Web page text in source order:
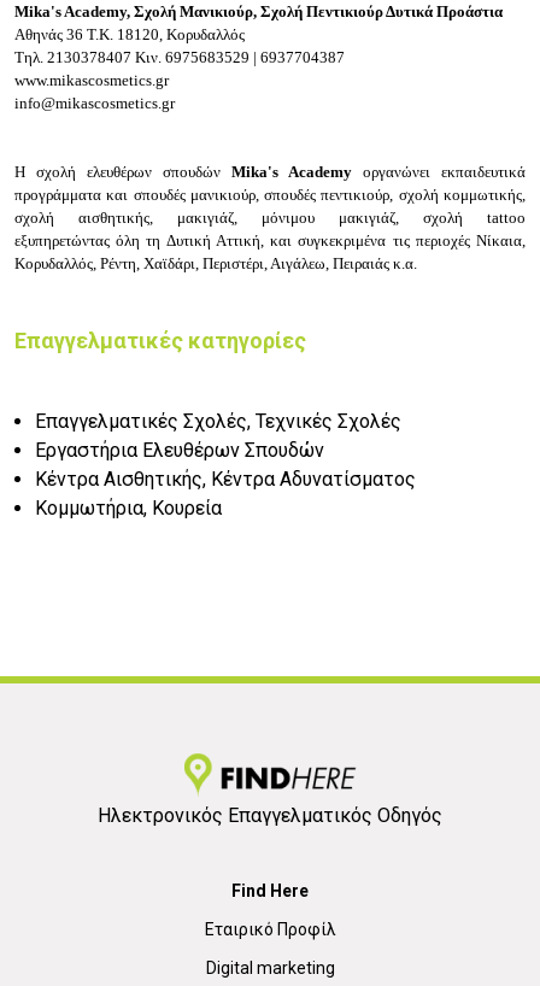
Mika's Academy, Σχολή Μανικιούρ, Σχολή Πεντικιούρ Δυτικά Προάστια
Αθηνάς 36 Τ.Κ. 18120, Κορυδαλλός
Τηλ. 2130378407 Κιν. 6975683529 | 6937704387
www.mikascosmetics.gr
info@mikascosmetics.gr
H σχολή ελευθέρων σπουδών Mika's Academy οργανώνει εκπαιδευτικά
προγράμματα και σπουδές μανικιούρ,σπουδές πεντικιούρ, σχολή κομμωτικής,
σχολή αισθητικής, μακιγιάζ, μόνιμου μακιγιάζ, σχολή tattoo
εξυπηρετώντας όλη τη Δυτική Αττική, και συγκεκριμένα τις περιοχές Νίκαια,
Κορυδαλλός, Ρέντη, Χαϊδάρι, Περιστέρι, Αιγάλεω, Πειραιάς κ.α.
Επαγγελματικές κατηγορίες
Επαγγελματικές Σχολές, Τεχνικές Σχολές
Εργαστήρια Ελευθέρων Σπουδών
Κέντρα Αισθητικής, Κέντρα Αδυνατίσματος
Κομμωτήρια, Κουρεία
Ηλεκτρονικός Επαγγελματικός Οδηγός
Find Here
Εταιρικό Προφίλ
Digital marketing